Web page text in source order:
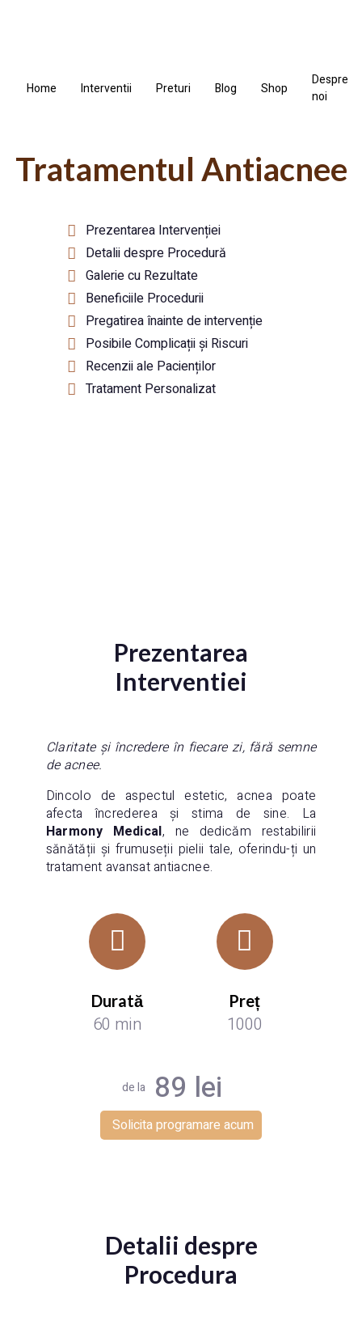
Home Interventii Preturi Blog Shop
Despre
noi
Tratamentul Antiacnee
Prezentarea Intervenției
Detalii despre Procedură
Galerie cu Rezultate
Beneficiile Procedurii
Pregatirea înainte de intervenție
Posibile Complicații și Riscuri
Recenzii ale Pacienților
Tratament Personalizat
Prezentarea
Interventiei
Claritate și încredere în fiecare zi, fără semne
de acnee.
Dincolo de aspectul estetic, acnea poate
afecta încrederea și stima de sine. La
Harmony Medical, ne dedicăm restabilirii
sănătății și frumuseții pielii tale, oferindu-ți un
tratament avansat antiacnee.
Durată
60 min
Preț
1000
de la 89 lei
Solicita programare acum
Detalii despre
Procedura